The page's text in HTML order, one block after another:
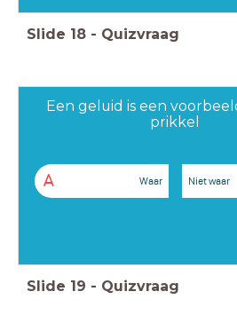
Slide 18 - Quizvraag
Een geluid is een
prikkel
A Waar Niet waar
Slide 19 - Quizvraag